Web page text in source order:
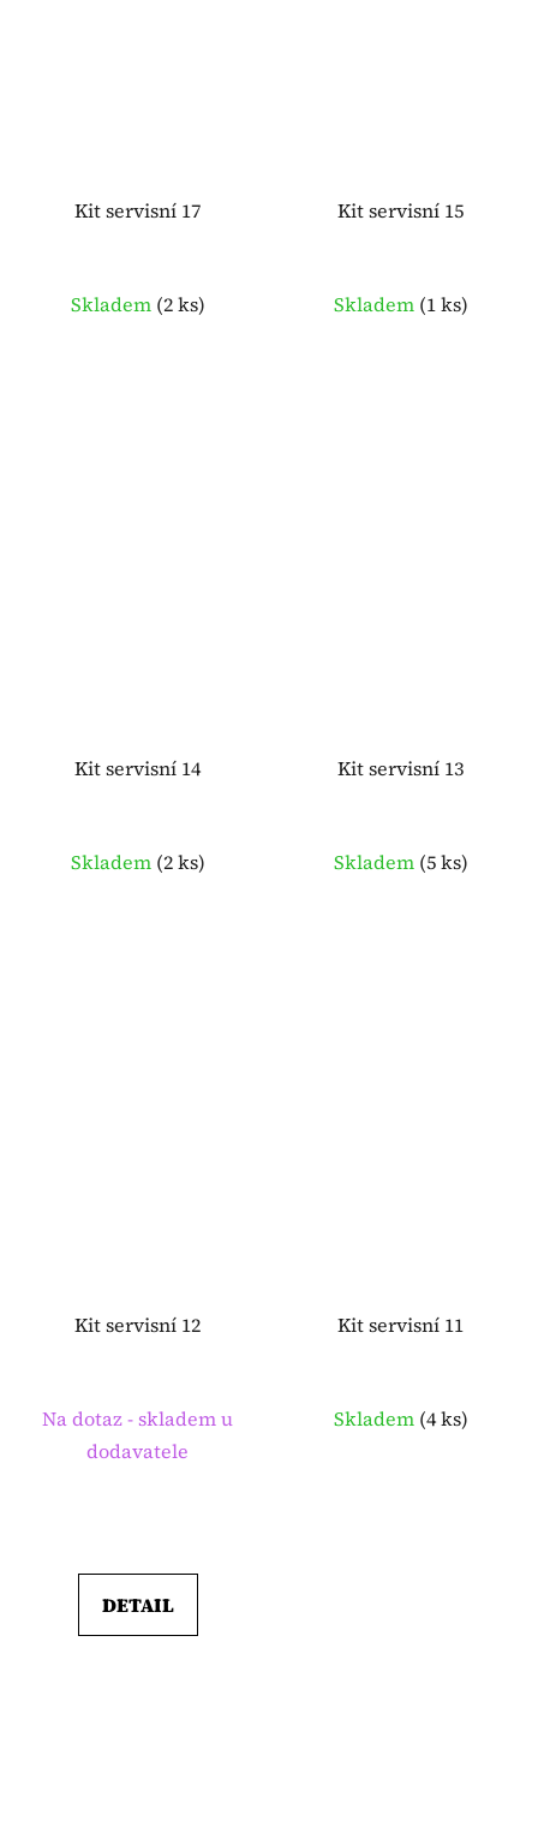
Kit servisní 17
Skladem (2 ks)
Kit servisní 15
Skladem (1 ks)
Kit servisní 14
Skladem (2 ks)
Kit servisní 13
Skladem (5 ks)
Kit servisní 12
Na dotaz - skladem u
dodavatele
DETAIL
Kit servisní 11
Skladem (4 ks)